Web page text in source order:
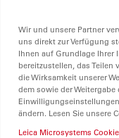
hat eine
Für
mm freiem
Wir und unsere Partner
uns direkt zur Verfügung
Ihnen auf Grundlage Ihrer
bereitzustellen, das
die Wirksamkeit unserer
dem sowie der
Einwilligungseinstellungen
ändern. Lesen Sie unsere
Leica Microsystems